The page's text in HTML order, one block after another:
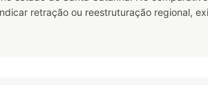
retração ou reestruturação regional,